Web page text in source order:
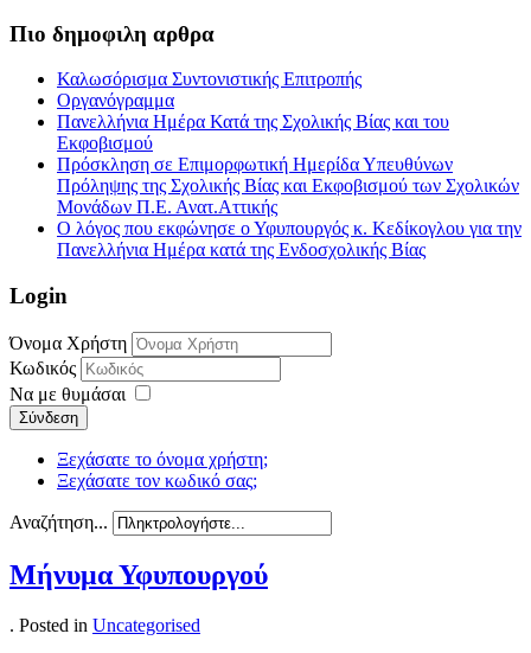
Πιο δημοφιλη αρθρα
Καλωσόρισμα Συντονιστικής Επιτροπής
Οργανόγραμμα
Πανελλήνια Ημέρα Κατά της Σχολικής Βίας και του
Εκφοβισμού
Πρόσκληση σε Επιμορφωτική Ημερίδα Υπευθύνων
Πρόληψης της Σχολικής Βίας και Εκφοβισμού των Σχολικών
Μονάδων Π.Ε. Ανατ.Αττικής
Ο λόγος που εκφώνησε ο Υφυπουργός κ. Κεδίκογλου για την
Πανελλήνια Ημέρα κατά της Ενδοσχολικής Βίας
Login
Όνομα Χρήστη
Κωδικός
Να με θυμάσαι
Σύνδεση
Ξεχάσατε το όνομα χρήστη;
Ξεχάσατε τον κωδικό σας;
Αναζήτηση...
ΜήνυμαΥφυπουργού
. Posted in Uncategorised